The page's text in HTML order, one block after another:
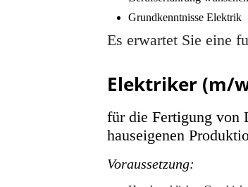
Grundkenntnisse Elektrik
Es erwartet Sie eine
Elektriker (m/
für die Fertigung von
hauseigenen
Voraussetzung: